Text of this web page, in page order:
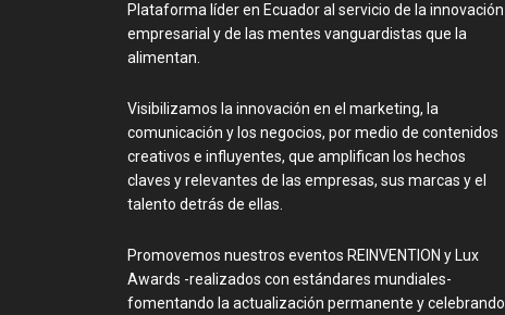
Plataforma líder en Ecuador al servicio de la innovación
empresarial y de las mentes vanguardistas que la
alimentan.
Visibilizamos la innovación en el marketing, la
comunicación y los negocios, por medio de contenidos
creativos e influyentes, que amplifican los hechos
claves y relevantes de las empresas, sus marcas y el
talento detrás de ellas.
Promovemos nuestros eventos REINVENTION y Lux
Awards -realizados con estándares mundiales-
fomentando la actualización permanente y celebrando